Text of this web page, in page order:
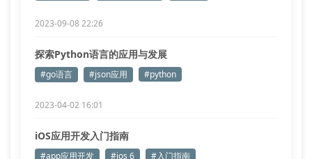
2023-09-08 22:26
探索Python语言的应用与发展
#go语言 #json应用 #python
2023-04-02 16:01
iOS应用开发入门指南
#app应用开发 #ios 6 #入门指南